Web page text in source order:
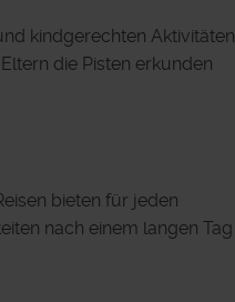
kindgerechten Aktivitäten
die Pisten erkunden
bieten für jeden
nach einem langen Tag